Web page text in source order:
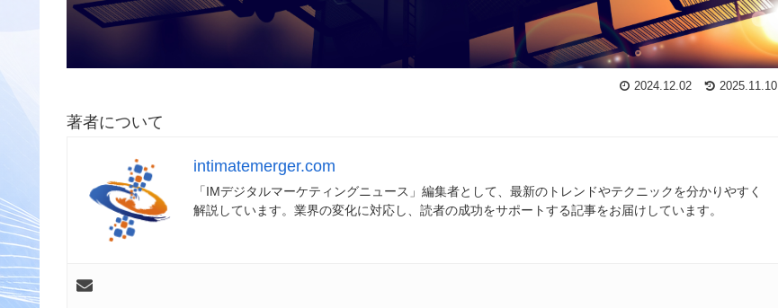
2024.12.02 2025.11.10
著者について
intimatemerger.com
「IMデジタルマーケティングニュース」編集者として、最新のトレンドやテクニックを分かりやすく
解説しています。業界の変化に対応し、読者の成功をサポートする記事をお届けしています。